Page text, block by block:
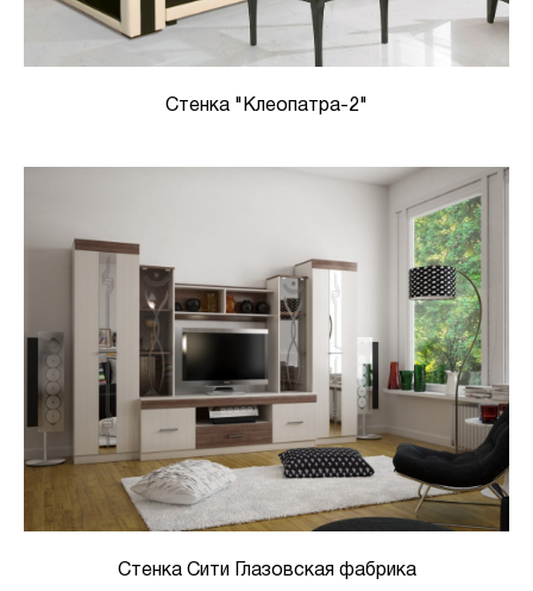
Стенка "Клеопатра-2"
Стенка Сити Глазовская фабрика